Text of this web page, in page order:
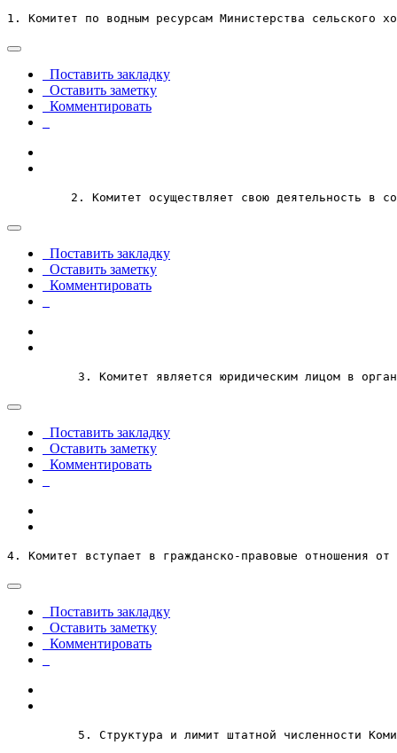
1. Комитет по водным ресурсам Министерства сельского
Поставить закладку
Оставить заметку
Комментировать
2. Комитет осуществляет свою деятельность в
Поставить закладку
Оставить заметку
Комментировать
3. Комитет является юридическим лицом в
Поставить закладку
Оставить заметку
Комментировать
4. Комитет вступает в гражданско-правовые отношения
Поставить закладку
Оставить заметку
Комментировать
5. Структура и лимит штатной численности